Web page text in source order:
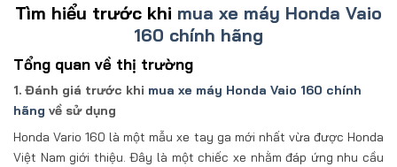
Tìm hiểu trước khi mua xe máy Honda Vaio
160 chính hãng
Tổng quan về thị trường
1. Đánh giá trước khi mua xe máy Honda Vaio 160 chính
hãng về sử dụng
Honda Vario 160 là một mẫu xe tay ga mới nhất vừa được Honda
Việt Nam giới thiệu. Đây là một chiếc xe nhằm đáp ứng nhu cầu